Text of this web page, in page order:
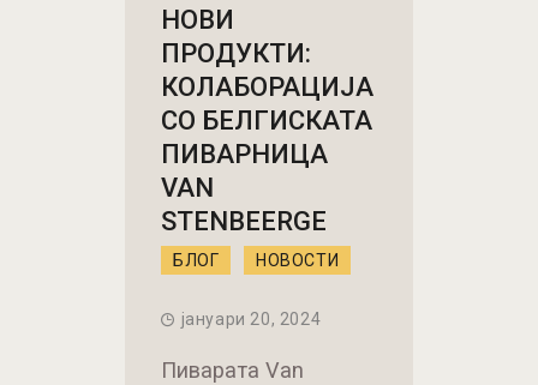
НОВИ
ПРОДУКТИ:
КОЛАБОРАЦИЈА
СО БЕЛГИСКАТА
ПИВАРНИЦА
VAN
STENBEERGE
БЛОГ НОВОСТИ
јануари 20, 2024
Пиварата Van